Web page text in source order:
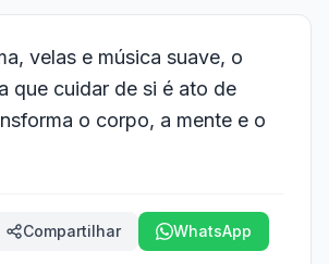
velas e música suave, o
que cuidar de si é ato de
o corpo, a mente e o
Compartilhar WhatsApp